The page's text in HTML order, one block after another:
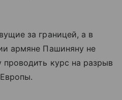
за границей, а в
армяне Пашиняну не
курс на разрыв